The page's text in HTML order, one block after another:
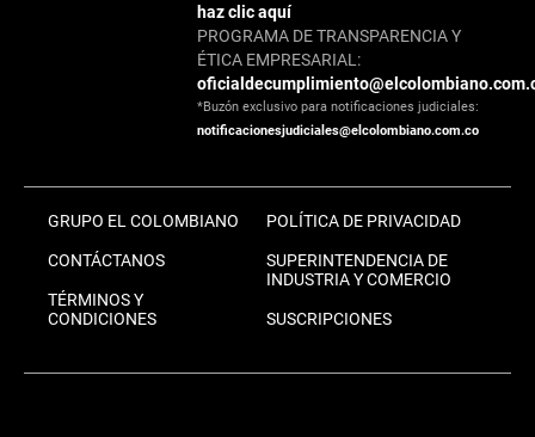
haz clic aquí
PROGRAMA DE TRANSPARENCIA Y
ÉTICA EMPRESARIAL:
*Buzón exclusivo para notificaciones judiciales:
notificacionesjudiciales@elcolombiano.com.co
GRUPO EL COLOMBIANO
CONTÁCTANOS
TÉRMINOS Y
CONDICIONES
POLÍTICA DE PRIVACIDAD
SUPERINTENDENCIA DE
INDUSTRIA Y COMERCIO
SUSCRIPCIONES